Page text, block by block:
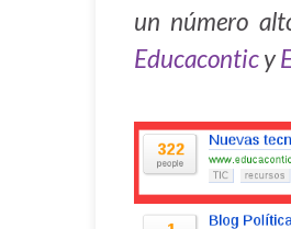
un número
Educaconticy